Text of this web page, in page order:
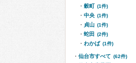
穀町 (1件)
中央 (1件)
貞山 (1件)
蛇田 (2件)
わかば (1件)
仙台市すべて (62件)